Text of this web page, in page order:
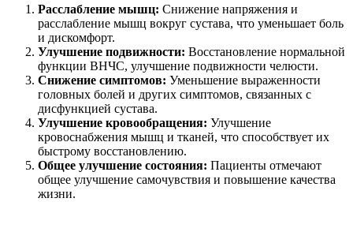
Расслабление мышц: Снижение напряжения и
расслабление мышц вокруг сустава, что уменьшает боль
и дискомфорт.
Улучшение подвижности: Восстановление нормальной
функции ВНЧС, улучшение подвижности челюсти.
Снижение симптомов: Уменьшение выраженности
головных болей и других симптомов, связанных с
дисфункцией сустава.
Улучшение кровообращения: Улучшение
кровоснабжения мышц и тканей, что способствует их
быстрому восстановлению.
Общее улучшение состояния: Пациенты отмечают
общее улучшение самочувствия и повышение качества
жизни.